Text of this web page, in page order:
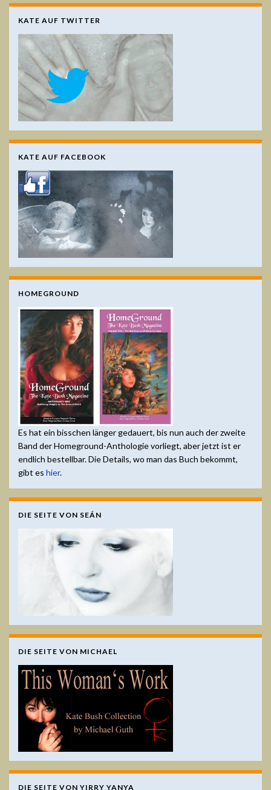
KATE AUF TWITTER
KATE AUF FACEBOOK
HOMEGROUND
Es hat ein bisschen länger gedauert, bis nun auch der zweite
Band der Homeground-Anthologie vorliegt, aber jetzt ist er
endlich bestellbar. Die Details, wo man das Buch bekommt,
gibt es hier.
DIE SEITE VON SEÁN
DIE SEITE VON MICHAEL
DIE SEITE VON YIRRY YANYA